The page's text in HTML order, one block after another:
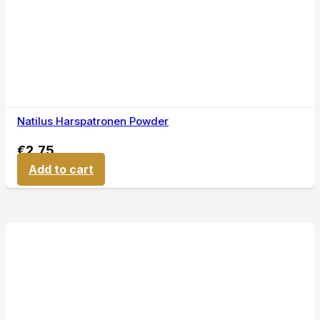
Natilus Harspatronen Powder
€2,75
Add to cart